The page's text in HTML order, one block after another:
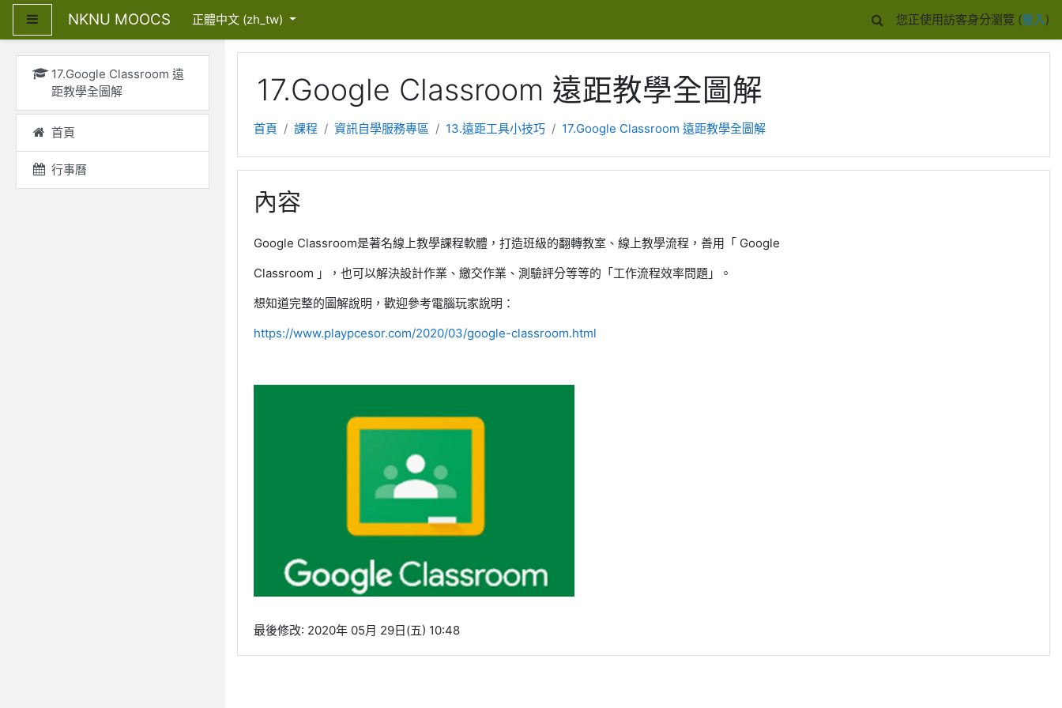
NKNU MOOCS 正體中文 ‎(zh_tw)‎ 您正使用訪客身分瀏覽 (登入)
17.Google Classroom 遠
距教學全圖解
首頁
行事曆
17.Google Classroom 遠距教學全圖解
首頁 課程 資訊自學服務專區 13.遠距工具小技巧 17.Google Classroom 遠距教學全圖解
內容
Google Classroom是著名線上教學課程軟體，打造班級的翻轉教室、線上教學流程，善用「 Google
Classroom 」，也可以解決設計作業、繳交作業、測驗評分等等的「工作流程效率問題」。
想知道完整的圖解說明，歡迎參考電腦玩家說明：
https://www.playpcesor.com/2020/03/google-classroom.html
最後修改: 2020年 05月 29日(五) 10:48